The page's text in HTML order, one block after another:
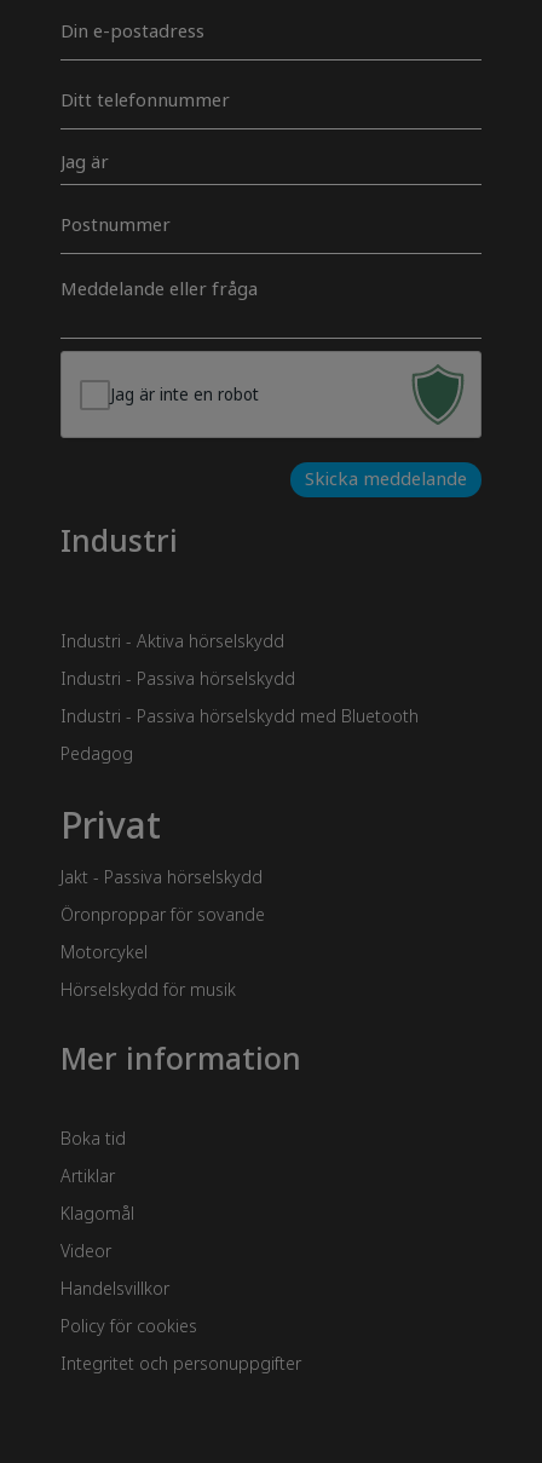
mail
*
*
Jeg
er
Besked
*
Jag är inte en robot
Skicka meddelande
Industri
Industri - Aktiva hörselskydd
Industri - Passiva hörselskydd
Industri - Passiva hörselskydd med Bluetooth
Pedagog
Privat
Jakt - Passiva hörselskydd
Öronproppar för sovande
Motorcykel
Hörselskydd för musik
Mer information
Boka tid
Artiklar
Klagomål
Videor
Handelsvillkor
Policy för cookies
Integritet och personuppgifter